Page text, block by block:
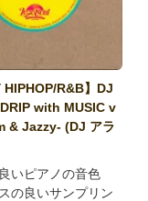
HIPHOP/R&B】DJ
with MUSIC v
& Jazzy- (DJ アラ
いピアノの音色
の良いサンプリン